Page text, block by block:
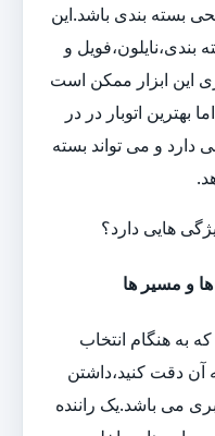
بسته بندی باشد.این
بندی،نایلون،فویل و
این ابزار ممکن است
بهترین اتوبار در در
دارد و می تواند بسته
هایی دارد؟
و مسیر ها
به هنگام انتخاب
آن دقت کنید،داشتن
می باشد.یک راننده